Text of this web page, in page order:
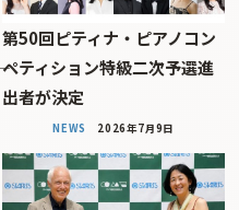
第50回ピティナ・ピアノコン
ペティション特級二次予選進
出者が決定
NEWS 2026年7月9日